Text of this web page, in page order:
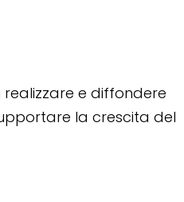
realizzare e diffondere
la crescita del